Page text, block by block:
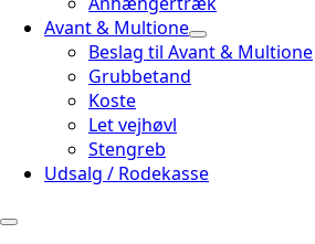
Avant & Multione
Beslag til Avant & Multione
Grubbetand
Koste
Let vejhøvl
Stengreb
Udsalg / Rodekasse